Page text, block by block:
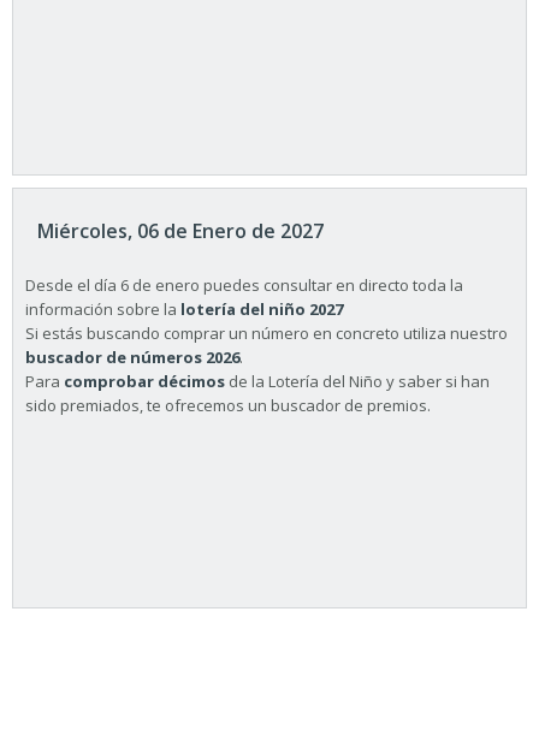
Miércoles, 06 de Enero de 2027
Desde el día 6 de enero puedes consultar en directo toda la
información sobre la lotería del niño 2027
Si estás buscando comprar un número en concreto utiliza nuestro
buscador de números 2026.
Para comprobar décimos de la Lotería del Niño y saber si han
sido premiados, te ofrecemos un buscador de premios.